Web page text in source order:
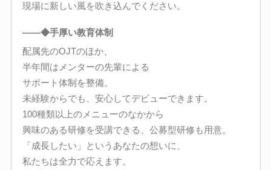
現場に新しい風を吹き込んでください。
――◆手厚い教育体制
配属先のOJTのほか、
半年間はメンターの先輩による
サポート体制を整備。
未経験からでも、安心してデビューできます。
100種類以上のメニューのなかから
興味のある研修を受講できる、公募型研修も用意。
「成長したい」というあなたの想いに、
私たちは全力で応えます。